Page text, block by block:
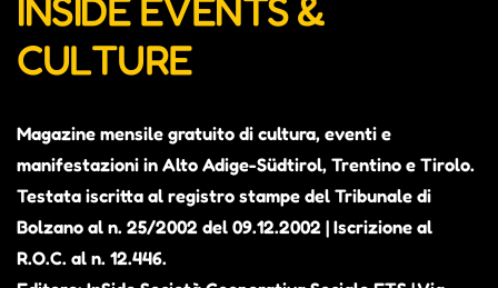
INSIDE EVENTS &
CULTURE
Magazine mensile gratuito di cultura, eventi e
manifestazioni in Alto Adige-Südtirol, Trentino e Tirolo.
Testata iscritta al registro stampe del Tribunale di
Bolzano al n. 25/2002 del 09.12.2002 | Iscrizione al
R.O.C. al n. 12.446.